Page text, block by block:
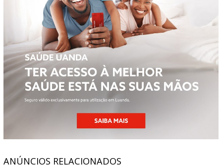
ANÚNCIOS RELACIONADOS